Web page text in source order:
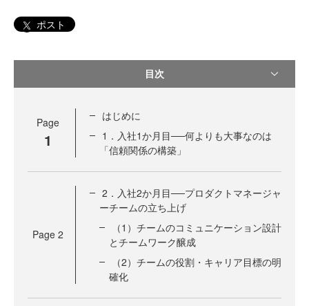
ポスト
目次
Page
1
はじめに
1．入社1か月目──何よりも大事なのは
「信頼関係の構築」
Page 2
2．入社2か月目──プロダクトマネージャ
ーチームの立ち上げ
（1）チームのコミュニケーション設計
とチームワーク醸成
（2）チームの役割・キャリア目標の明
確化